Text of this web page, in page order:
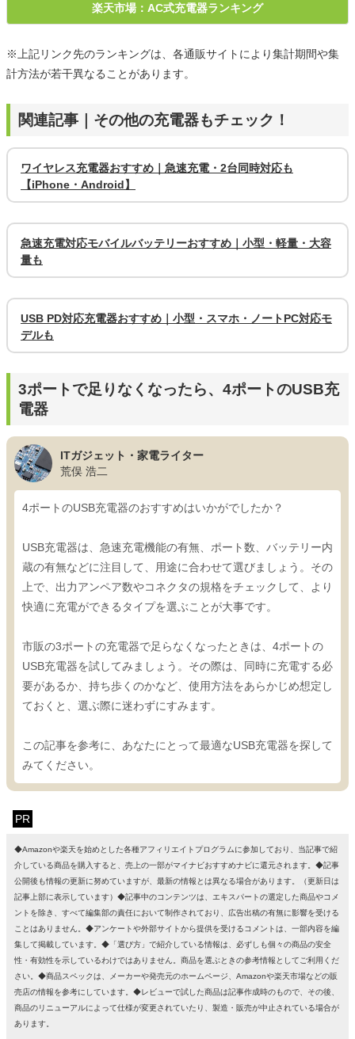
楽天市場：AC式充電器ランキング
※上記リンク先のランキングは、各通販サイトにより集計期間や集
計方法が若干異なることがあります。
関連記事｜その他の充電器もチェック！
ワイヤレス充電器おすすめ｜急速充電・2台同時対応も
【iPhone・Android】
急速充電対応モバイルバッテリーおすすめ｜小型・軽量・大容
量も
USB PD対応充電器おすすめ｜小型・スマホ・ノートPC対応モ
デルも
3ポートで足りなくなったら、4ポートのUSB充
電器
ITガジェット・家電ライター
荒俣 浩二
4ポートのUSB充電器のおすすめはいかがでしたか？
USB充電器は、急速充電機能の有無、ポート数、バッテリー内
蔵の有無などに注目して、用途に合わせて選びましょう。その
上で、出力アンペア数やコネクタの規格をチェックして、より
快適に充電ができるタイプを選ぶことが大事です。
市販の3ポートの充電器で足らなくなったときは、4ポートの
USB充電器を試してみましょう。その際は、同時に充電する必
要があるか、持ち歩くのかなど、使用方法をあらかじめ想定し
ておくと、選ぶ際に迷わずにすみます。
この記事を参考に、あなたにとって最適なUSB充電器を探して
みてください。
PR
◆Amazonや楽天を始めとした各種アフィリエイトプログラムに参加しており、当記事で紹
介している商品を購入すると、売上の一部がマイナビおすすめナビに還元されます。◆記事
公開後も情報の更新に努めていますが、最新の情報とは異なる場合があります。（更新日は
記事上部に表示しています）◆記事中のコンテンツは、エキスパートの選定した商品やコメ
ントを除き、すべて編集部の責任において制作されており、広告出稿の有無に影響を受ける
ことはありません。◆アンケートや外部サイトから提供を受けるコメントは、一部内容を編
集して掲載しています。◆「選び方」で紹介している情報は、必ずしも個々の商品の安全
性・有効性を示しているわけではありません。商品を選ぶときの参考情報としてご利用くだ
さい。◆商品スペックは、メーカーや発売元のホームページ、Amazonや楽天市場などの販
売店の情報を参考にしています。◆レビューで試した商品は記事作成時のもので、その後、
商品のリニューアルによって仕様が変更されていたり、製造・販売が中止されている場合が
あります。